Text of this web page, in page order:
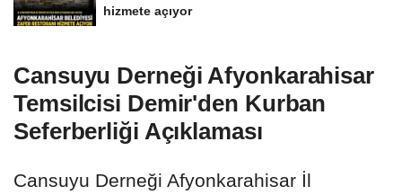
hizmete açıyor
Cansuyu Derneği Afyonkarahisar
Temsilcisi Demir'den Kurban
Seferberliği Açıklaması
Cansuyu Derneği Afyonkarahisar İl